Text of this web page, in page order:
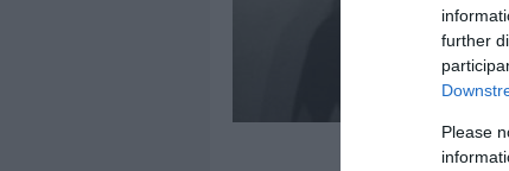
further
Please